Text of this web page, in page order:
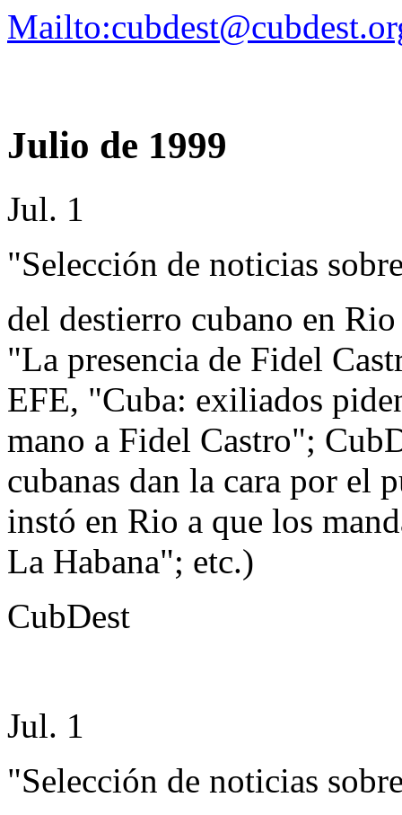
Julio de 1999
Jul. 1
"Selección de noticias
del destierro cubano en
"La presencia de Fidel
EFE, "Cuba: exiliados
mano a Fidel Castro";
cubanas dan la cara por el
instó en Rio a que los
La Habana"; etc.)
CubDest
Jul. 1
"Selección de noticias